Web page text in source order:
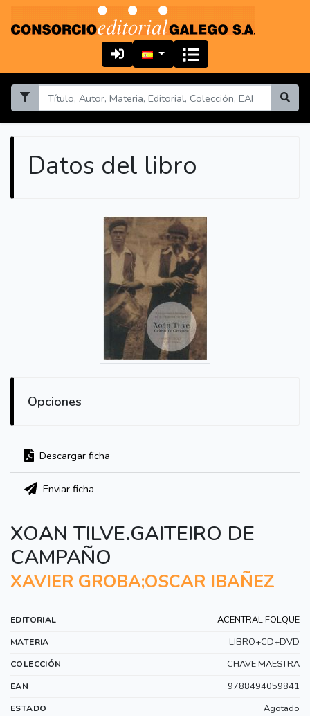
Datos del libro
Opciones
Descargar ficha
Enviar ficha
XOAN TILVE.GAITEIRO DE
CAMPAÑO
XAVIER GROBA;OSCAR IBAÑEZ
EDITORIAL ACENTRAL FOLQUE
MATERIA LIBRO+CD+DVD
COLECCIÓN CHAVE MAESTRA
EAN 9788494059841
ESTADO Agotado